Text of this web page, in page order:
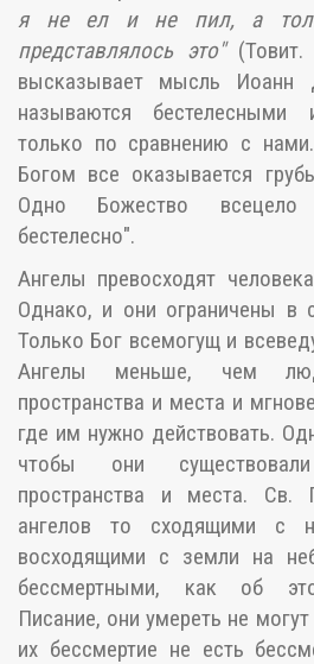
я не ел и не пил, а
представлялось это"(Товит.
высказывает мысль Иоанн
называются бестелесными
только по сравнению с
Богом все оказывается
Одно Божество всецело
бестелесно".
Ангелы превосходят
Однако, и они ограничены в
Только Бог всемогущ и
Ангелы меньше, чем
пространства и места и
где им нужно действовать.
чтобы они
пространства и места. Св.
ангелов то сходящими с
восходящими с земли на
бессмертными, как об
Писание, они умереть не
их бессмертие не есть